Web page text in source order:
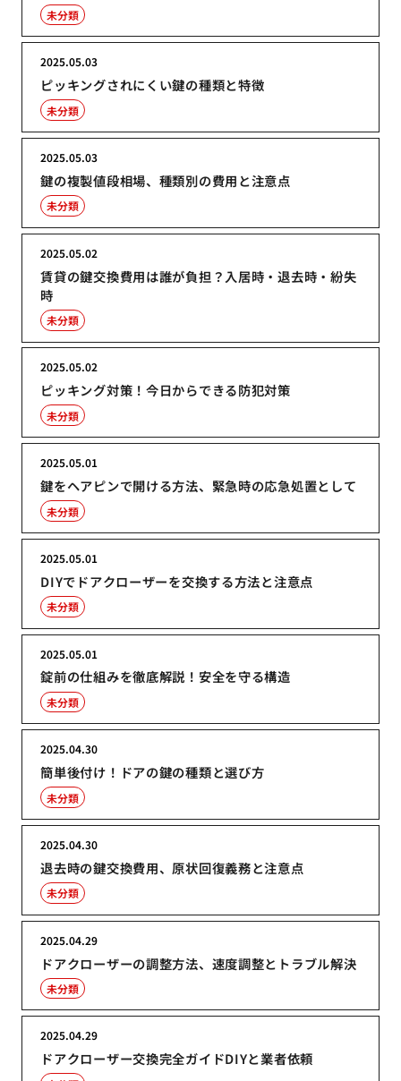
未分類
ピッキングされにくい鍵の種類と特徴
2025.05.03
未分類
鍵の複製値段相場、種類別の費用と注意点
2025.05.03
未分類
賃貸の鍵交換費用は誰が負担？入居時・退去時・紛失
時
2025.05.02
未分類
ピッキング対策！今日からできる防犯対策
2025.05.02
未分類
鍵をヘアピンで開ける方法、緊急時の応急処置として
2025.05.01
未分類
DIYでドアクローザーを交換する方法と注意点
2025.05.01
未分類
錠前の仕組みを徹底解説！安全を守る構造
2025.05.01
未分類
簡単後付け！ドアの鍵の種類と選び方
2025.04.30
未分類
退去時の鍵交換費用、原状回復義務と注意点
2025.04.30
未分類
ドアクローザーの調整方法、速度調整とトラブル解決
2025.04.29
未分類
ドアクローザー交換完全ガイドDIYと業者依頼
2025.04.29